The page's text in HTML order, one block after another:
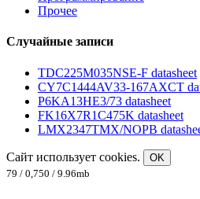
Прочее
Случайные записи
TDC225M035NSE-F datasheet
CY7C1444AV33-167AXCT
P6KA13HE3/73 datasheet
FK16X7R1C475K datasheet
LMX2347TMX/NOPB
Сайт использует cookies.
OK
79 / 0,750 / 9.96mb